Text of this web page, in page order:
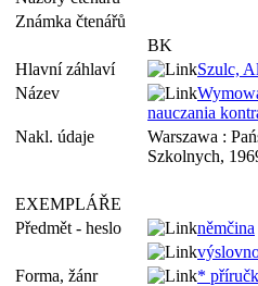
Známka čtenářů
BK
Hlavní záhlaví
Szulc,
Název
nauczania
Nakl. údaje
Warszawa :
Szkolnych,
EXEMPLÁŘE
Předmět - heslo
němčina
Forma, žánr
*